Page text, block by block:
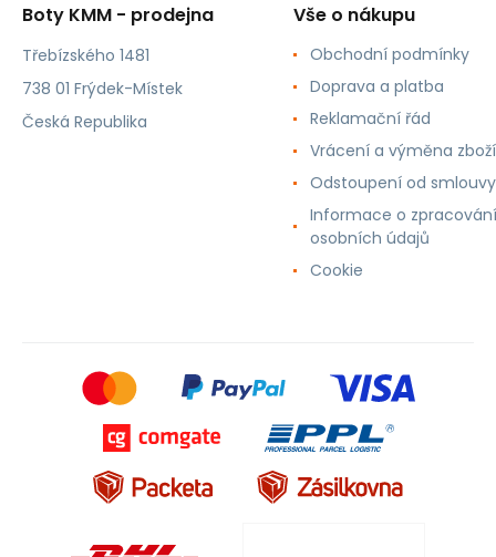
Boty KMM - prodejna
Třebízského 1481
738 01 Frýdek-Místek
Česká Republika
Vše o nákupu
Obchodní podmínky
Doprava a platba
Reklamační řád
Vrácení a výměna zboží
Odstoupení od smlouvy
Informace o zpracování
osobních údajů
Cookie